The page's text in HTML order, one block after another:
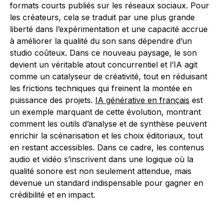
formats courts publiés sur les réseaux sociaux. Pour
les créateurs, cela se traduit par une plus grande
liberté dans l’expérimentation et une capacité accrue
à améliorer la qualité du son sans dépendre d’un
studio coûteux. Dans ce nouveau paysage, le son
devient un véritable atout concurrentiel et l’IA agit
comme un catalyseur de créativité, tout en réduisant
les frictions techniques qui freinent la montée en
puissance des projets. IA générative en français est
un exemple marquant de cette évolution, montrant
comment les outils d’analyse et de synthèse peuvent
enrichir la scénarisation et les choix éditoriaux, tout
en restant accessibles. Dans ce cadre, les contenus
audio et vidéo s’inscrivent dans une logique où la
qualité sonore est non seulement attendue, mais
devenue un standard indispensable pour gagner en
crédibilité et en impact.